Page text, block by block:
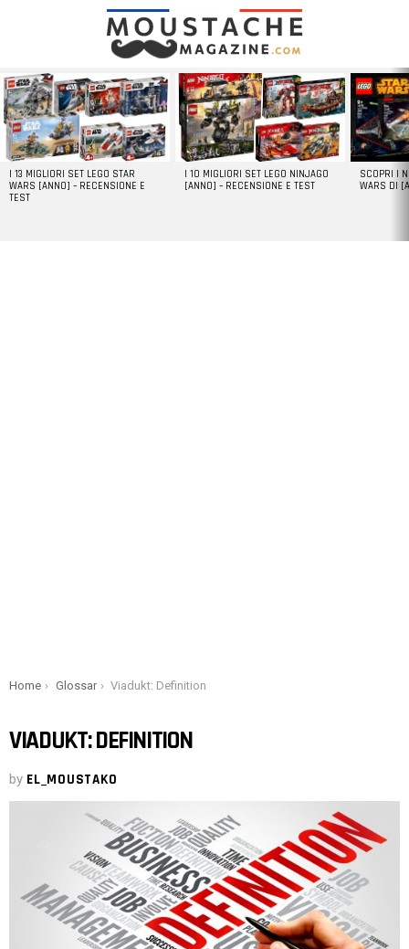
LATEST
STORIES
I 13 MIGLIORI SET LEGO STAR
WARS [ANNO] – RECENSIONE E
TEST
I 10 MIGLIORI SET LEGO NINJAGO
[ANNO] – RECENSIONE E TEST
SCOPRI I
WARS DI
You are here:
Home Glossar Viadukt: Definition
VIADUKT: DEFINITION
by EL_MOUSTAKO